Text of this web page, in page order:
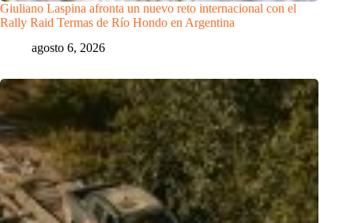
Giuliano Laspina afronta un nuevo reto internacional con el
Rally Raid Termas de Río Hondo en Argentina
agosto 6, 2026